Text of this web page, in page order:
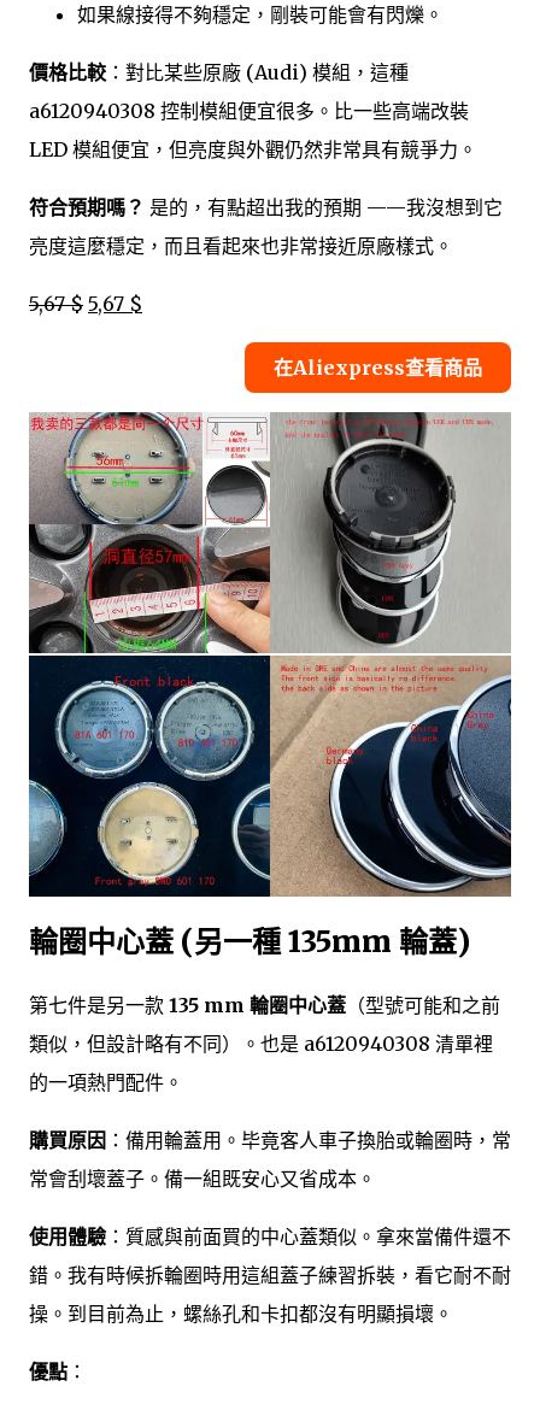
如果線接得不夠穩定，剛裝可能會有閃爍。
價格比較 ：對比某些原廠 (Audi) 模組，這種
a6120940308 控制模組便宜很多。比一些高端改裝
LED 模組便宜，但亮度與外觀仍然非常具有競爭力。
符合預期嗎？ 是的，有點超出我的預期 ——我沒想到它
亮度這麼穩定，而且看起來也非常接近原廠樣式。
5,67 $ 5,67 $
在Aliexpress查看商品
輪圈中心蓋 (另一種 135mm 輪蓋)
第七件是另一款 135 mm 輪圈中心蓋 （型號可能和之前
類似，但設計略有不同）。也是 a6120940308 清單裡
的一項熱門配件。
購買原因 ：備用輪蓋用。毕竟客人車子換胎或輪圈時，常
常會刮壞蓋子。備一組既安心又省成本。
使用體驗 ：質感與前面買的中心蓋類似。拿來當備件還不
錯。我有時候拆輪圈時用這組蓋子練習拆裝，看它耐不耐
操。到目前為止，螺絲孔和卡扣都沒有明顯損壞。
優點 ：